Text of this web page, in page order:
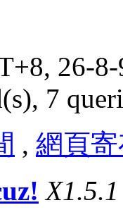
26-
7
, 網頁
X1.5.1